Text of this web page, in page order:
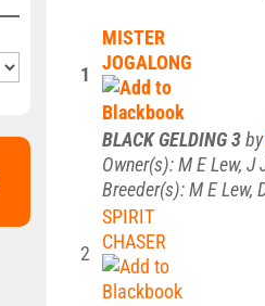
1
MISTER
JOGALONG
BLACK GELDING 3by
Owner(s): M E Lew, J
Breeder(s): M E Lew,
2
SPIRIT
CHASER